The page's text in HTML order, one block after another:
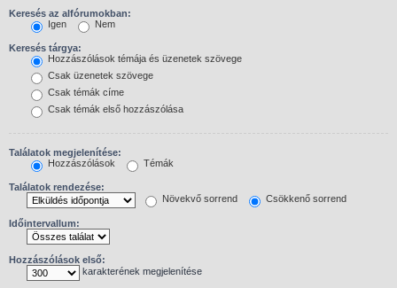
Keresés az alfórumokban:
Igen
Nem
Keresés tárgya:
Hozzászólások témája és üzenetek szövege
Csak üzenetek szövege
Csak témák címe
Csak témák első hozzászólása
Találatok megjelenítése:
Hozzászólások
Témák
Találatok rendezése:
Növekvő sorrend
Csökkenő sorrend
Időintervallum:
Hozzászólások első:
karakterének megjelenítése